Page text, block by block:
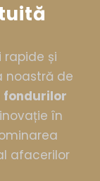
rapide și
noastră de
fondurilor
în
afacerilor